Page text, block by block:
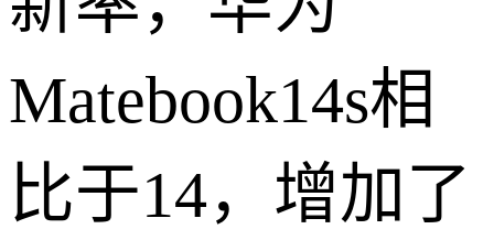
Matebook14s相
比于14，增加了